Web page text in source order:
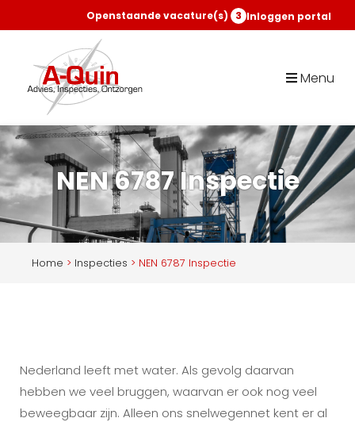
Openstaande vacature(s) 3 Inloggen portal
Menu
NEN 6787 Inspectie
Home > Inspecties > NEN 6787 Inspectie
Nederland leeft met water. Als gevolg daarvan
hebben we veel bruggen, waarvan er ook nog veel
beweegbaar zijn. Alleen ons snelwegennet kent er al